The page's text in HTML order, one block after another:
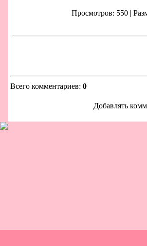
Просмотров: 550 |
Всего комментариев:0
Добавлять